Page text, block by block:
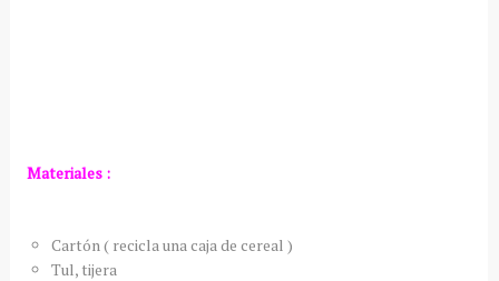
Materiales :
Cartón ( recicla una caja de cereal )
Tul, tijera